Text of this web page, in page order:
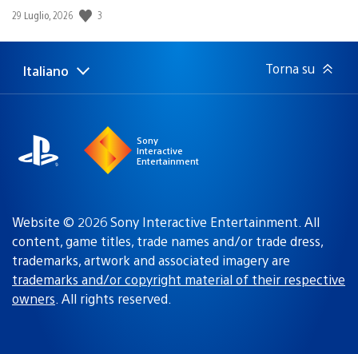
Data
pubblicazione:
29 Luglio, 2026 3
Seleziona
Regione
Italiano Torna su
Sony
Interactive
Entertainment
Website © 2026 Sony Interactive Entertainment. All
content, game titles, trade names and/or trade dress,
trademarks, artwork and associated imagery are
trademarks and/or copyright material of their respective
owners. All rights reserved.